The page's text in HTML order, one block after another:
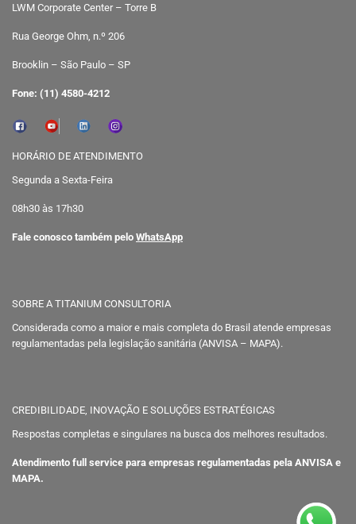
LWM Corporate Center – Torre B
Rua George Ohm, n.º 206
Brooklin – São Paulo – SP
Fone: (11) 4580-4212
HORÁRIO DE ATENDIMENTO
Segunda a Sexta-Feira
08h30 às 17h30
Fale conosco também pelo WhatsApp
SOBRE A TITANIUM CONSULTORIA
Considerada como a maior e mais completa do Brasil atende empresas
regulamentadas pela legislação sanitária (ANVISA – MAPA).
CREDIBILIDADE, INOVAÇÃO E SOLUÇÕES ESTRATÉGICAS
Respostas completas e singulares na busca dos melhores resultados.
Atendimento full service para empresas regulamentadas pela ANVISA e
MAPA.